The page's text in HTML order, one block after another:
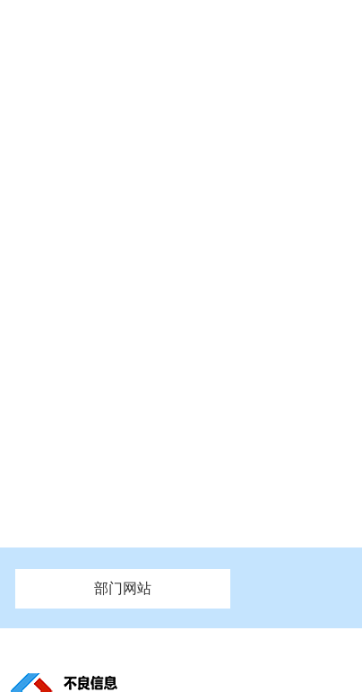
福建 江西 河南 湖北
泰州市政府 盐城市政府
市人社局 市自然资源和规划局
部门网站